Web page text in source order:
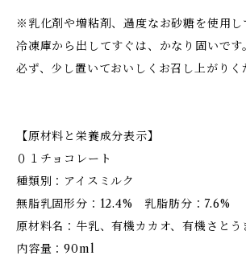
※乳化剤や増粘剤、過度なお砂糖を使用し
冷凍庫から出してすぐは、かなり固いです。
必ず、少し置いておいしくお召し上がりく
【原材料と栄養成分表示】
０１チョコレート
種類別：アイスミルク
無脂乳固形分：12.4% 乳脂肪分：7.6%
原材料名：牛乳、有機カカオ、有機さとう
内容量：90ml